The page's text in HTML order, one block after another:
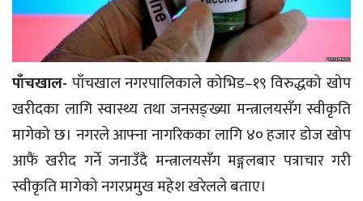
पाँचखाल- पाँचखाल नगरपालिकाले कोभिड–१९ विरुद्धको खोप
खरीदका लागि स्वास्थ्य तथा जनसङ्ख्या मन्त्रालयसँग स्वीकृति
मागेको छ। नगरले आफ्ना नागरिकका लागि ४० हजार डोज खोप
आफैं खरीद गर्ने जनाउँदै मन्त्रालयसँग मङ्गलबार पत्राचार गरी
स्वीकृति मागेको नगरप्रमुख महेश खरेलले बताए।